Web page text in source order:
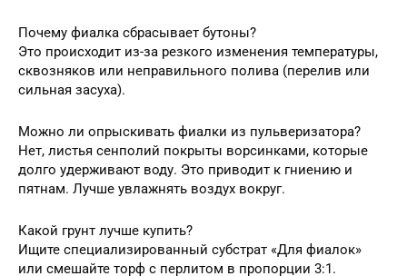
Почему фиалка сбрасывает бутоны?
Это происходит из-за резкого изменения температуры,
сквозняков или неправильного полива (перелив или
сильная засуха).
Можно ли опрыскивать фиалки из пульверизатора?
Нет, листья сенполий покрыты ворсинками, которые
долго удерживают воду. Это приводит к гниению и
пятнам. Лучше увлажнять воздух вокруг.
Какой грунт лучше купить?
Ищите специализированный субстрат «Для фиалок»
или смешайте торф с перлитом в пропорции 3:1.